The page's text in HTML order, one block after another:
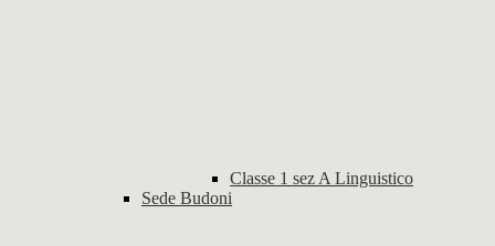
Classe 1 sez A Linguistico
Sede Budoni